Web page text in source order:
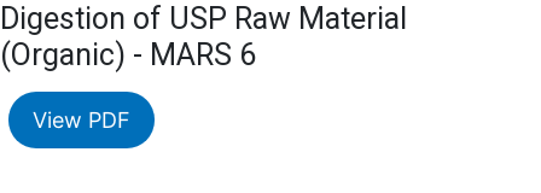
Digestion of USP Raw Material
(Organic) - MARS 6
View PDF